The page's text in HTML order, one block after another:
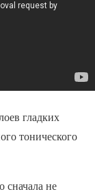
гладких
тонического
сначала не